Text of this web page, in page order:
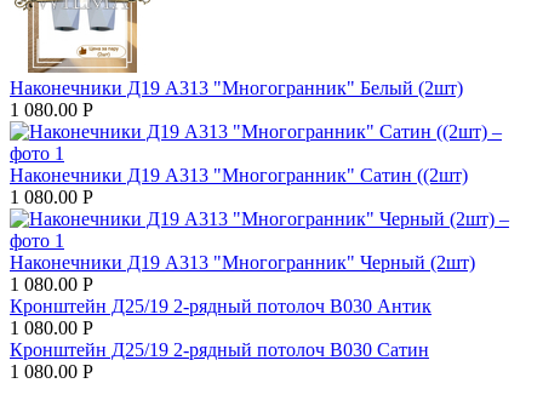
Наконечники Д19 А313 "Многогранник" Белый (2шт)
1 080.00 Р
Наконечники Д19 А313 "Многогранник" Сатин ((2шт)
1 080.00 Р
Наконечники Д19 А313 "Многогранник" Черный (2шт)
1 080.00 Р
Кронштейн Д25/19 2-рядный потолоч В030 Антик
1 080.00 Р
Кронштейн Д25/19 2-рядный потолоч В030 Сатин
1 080.00 Р